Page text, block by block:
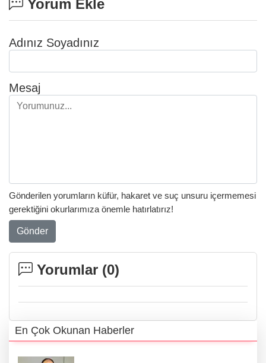
Yorum Ekle
Adınız Soyadınız
Mesaj
Gönderilen yorumların küfür, hakaret ve suç unsuru içermemesi
gerektiğini okurlarımıza önemle hatırlatırız!
Gönder
Yorumlar (0)
En Çok Okunan Haberler